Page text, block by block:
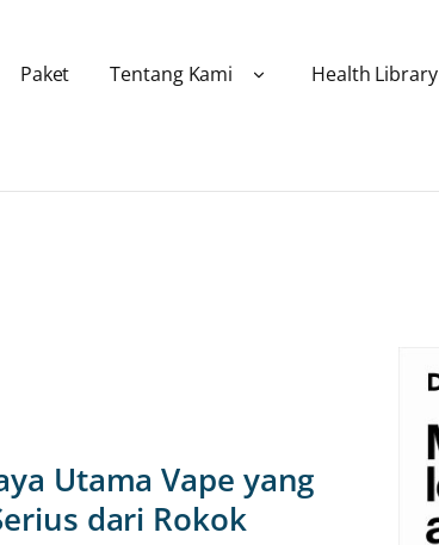
Paket Tentang Kami Health Library
Utama Vape yang
dari Rokok